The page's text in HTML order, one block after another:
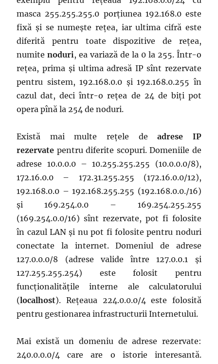
masca 255.255.255.0 porțiunea 192.168.0 este
fixă și se numește rețea, iar ultima cifră este
diferită pentru toate dispozitive de rețea,
numitenoduri, ea variază de la 0 la 255. Într-o
rețea, prima și ultima adresă IP sînt rezervate
pentru sistem, 192.168.0.0 și 192.168.0.255 în
cazul dat, deci într-o rețea de 24 de biți pot
opera pînă la 254 de noduri.
Există mai multe rețele deadrese IP
rezervate pentru diferite scopuri. Domeniile de
adrese 10.0.0.0 – 10.255.255.255 (10.0.0.0/8),
172.16.0.0 – 172.31.255.255 (172.16.0.0/12),
192.168.0.0 – 192.168.255.255 (192.168.0.0./16)
și 169.254.0.0 – 169.254.255.255
(169.254.0.0/16) sînt rezervate, pot fi folosite
în cazul LAN și nu pot fi folosite pentru noduri
conectate la internet. Domeniul de adrese
127.0.0.0/8 (adrese valide între 127.0.0.1 și
127.255.255.254) este folosit pentru
funcționalitățile interne ale calculatorului
(localhost). Rețeaua 224.0.0.0/4 este folosită
pentru gestionarea infrastructurii Internetului.
Mai există un domeniu de adrese rezervate:
240.0.0.0/4 care are o istorie interesantă.